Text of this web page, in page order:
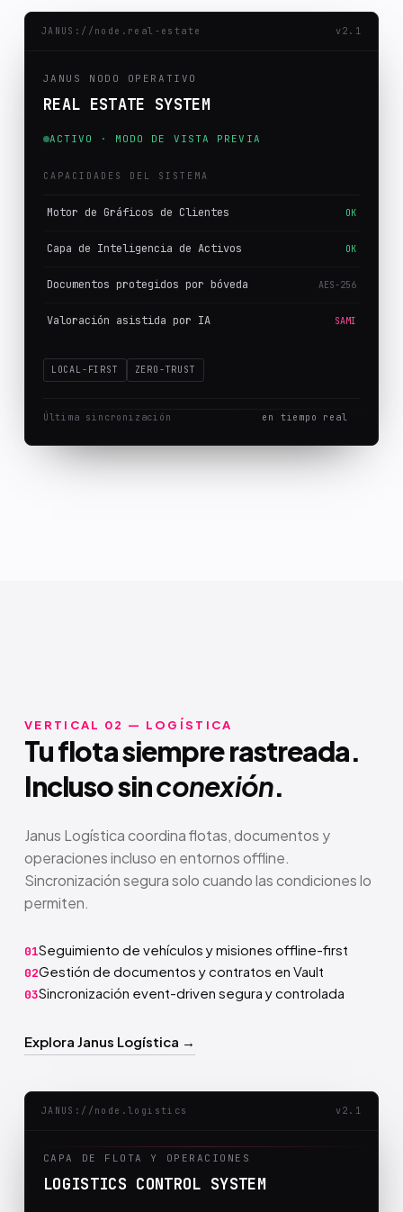
JANUS://node.real-estate v2.1
JANUS NODO OPERATIVO
REAL ESTATE SYSTEM
ACTIVO · MODO DE VISTA PREVIA
CAPACIDADES DEL SISTEMA
Motor de Gráficos de Clientes OK
Capa de Inteligencia de Activos OK
Documentos protegidos por bóveda AES-256
Valoración asistida por IA SAMI
LOCAL-FIRST ZERO-TRUST
Última sincronización en tiempo real
JANUS://node.logistics v2.1
CAPA DE FLOTA Y OPERACIONES
LOGISTICS CONTROL SYSTEM
VERTICAL 02 — LOGÍSTICA
Tu flota siempre rastreada.
Incluso sinconexión.
Janus Logística coordina flotas, documentos y
operaciones incluso en entornos offline.
Sincronización segura solo cuando las condiciones lo
permiten.
01Seguimiento de vehículos y misiones offline-first
02Gestión de documentos y contratos en Vault
03Sincronización event-driven segura y controlada
Explora Janus Logística →